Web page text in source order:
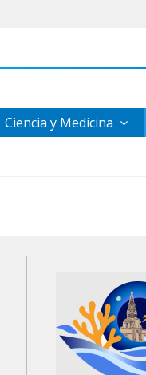
Ciencia y Medicina